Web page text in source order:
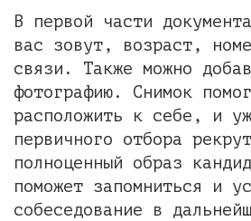
В первой части
вас зовут, возраст,
связи. Также можно
фотографию. Снимок
расположить к себе, и
первичного отбора
полноценный образ
поможет запомниться и
собеседование в